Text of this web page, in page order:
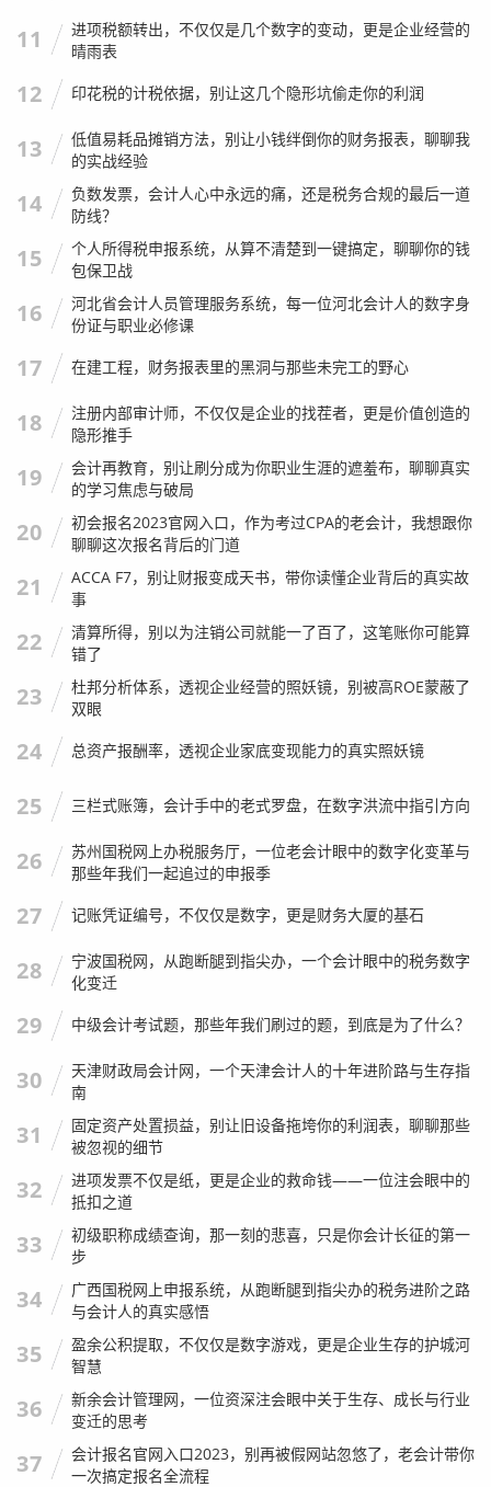
11
进项税额转出，不仅仅是几个数字的变动，更是企业经营的
晴雨表
12 印花税的计税依据，别让这几个隐形坑偷走你的利润
13
低值易耗品摊销方法，别让小钱绊倒你的财务报表，聊聊我
的实战经验
14
负数发票，会计人心中永远的痛，还是税务合规的最后一道
防线？
15
个人所得税申报系统，从算不清楚到一键搞定，聊聊你的钱
包保卫战
16
河北省会计人员管理服务系统，每一位河北会计人的数字身
份证与职业必修课
17 在建工程，财务报表里的黑洞与那些未完工的野心
18
注册内部审计师，不仅仅是企业的找茬者，更是价值创造的
隐形推手
19
会计再教育，别让刷分成为你职业生涯的遮羞布，聊聊真实
的学习焦虑与破局
20
初会报名2023官网入口，作为考过CPA的老会计，我想跟你
聊聊这次报名背后的门道
21
ACCA F7，别让财报变成天书，带你读懂企业背后的真实故
事
22
清算所得，别以为注销公司就能一了百了，这笔账你可能算
错了
23
杜邦分析体系，透视企业经营的照妖镜，别被高ROE蒙蔽了
双眼
24 总资产报酬率，透视企业家底变现能力的真实照妖镜
25 三栏式账簿，会计手中的老式罗盘，在数字洪流中指引方向
26
苏州国税网上办税服务厅，一位老会计眼中的数字化变革与
那些年我们一起追过的申报季
27 记账凭证编号，不仅仅是数字，更是财务大厦的基石
28
宁波国税网，从跑断腿到指尖办，一个会计眼中的税务数字
化变迁
29 中级会计考试题，那些年我们刷过的题，到底是为了什么？
30
天津财政局会计网，一个天津会计人的十年进阶路与生存指
南
31
固定资产处置损益，别让旧设备拖垮你的利润表，聊聊那些
被忽视的细节
32
进项发票不仅是纸，更是企业的救命钱——一位注会眼中的
抵扣之道
33
初级职称成绩查询，那一刻的悲喜，只是你会计长征的第一
步
34
广西国税网上申报系统，从跑断腿到指尖办的税务进阶之路
与会计人的真实感悟
35
盈余公积提取，不仅仅是数字游戏，更是企业生存的护城河
智慧
36
新余会计管理网，一位资深注会眼中关于生存、成长与行业
变迁的思考
37
会计报名官网入口2023，别再被假网站忽悠了，老会计带你
一次搞定报名全流程